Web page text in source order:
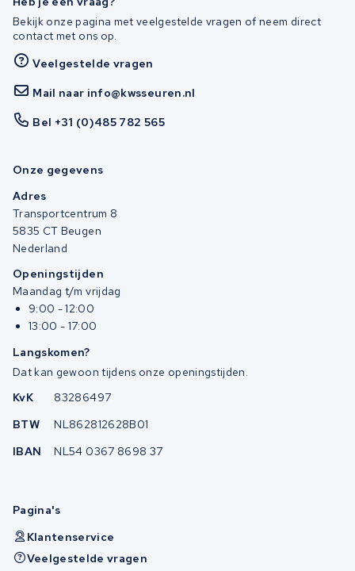
Bekijk onze pagina met veelgestelde vragen of neem direct
contact met ons op.
Veelgestelde vragen
Mail naar info@kwsseuren.nl
Bel +31 (0)485 782 565
Onze gegevens
Adres
Transportcentrum 8
5835 CT Beugen
Nederland
Openingstijden
Maandag t/m vrijdag
9:00 - 12:00
13:00 - 17:00
Langskomen?
Dat kan gewoon tijdens onze openingstijden.
KvK
83286497
BTW
NL862812628B01
IBAN
NL54 0367 8698 37
Pagina's
Klantenservice
Veelgestelde vragen